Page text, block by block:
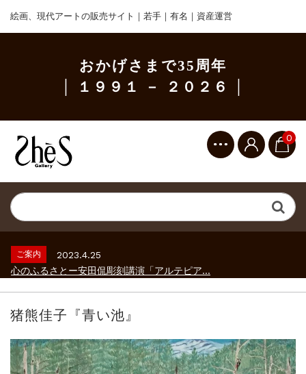
絵画、現代アートの販売サイト｜若手｜有名｜資産運営
おかげさまで35周年
│ １９９１ － ２０２６ │
0
ご案内
2023.2.25
2026.2.17
砂澤ビッキ展 －砂澤ビッキの生きた時代－...
ご案内
2023.4.25
ご案内
2023.2.25
ギャラリーシーズ「秋の美術散歩 京都・大...
ご案内
2023.4.25
心のふるさとー安田侃彫刻講演「アルテピア...
ご案内 2023.2.25
ギャラリーシーズ「秋の美術散歩 京都・大...
猪熊佳子『青い池』